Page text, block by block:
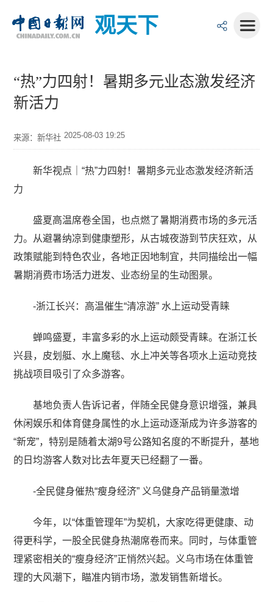
观天下
“热”力四射！暑期多元业态激发经济
新活力
来源：新华社 2025-08-03 19:25
新华视点｜“热”力四射！暑期多元业态激发经济新活
力
盛夏高温席卷全国，也点燃了暑期消费市场的多元活
力。从避暑纳凉到健康塑形，从古城夜游到节庆狂欢，从
政策赋能到特色农业，各地正因地制宜，共同描绘出一幅
暑期消费市场活力迸发、业态纷呈的生动图景。
-浙江长兴：高温催生“清凉游” 水上运动受青睐
蝉鸣盛夏，丰富多彩的水上运动颇受青睐。在浙江长
兴县，皮划艇、水上魔毯、水上冲关等各项水上运动竞技
挑战项目吸引了众多游客。
基地负责人告诉记者，伴随全民健身意识增强，兼具
休闲娱乐和体育健身属性的水上运动逐渐成为许多游客的
“新宠”，特别是随着太湖9号公路知名度的不断提升，基地
的日均游客人数对比去年夏天已经翻了一番。
-全民健身催热“瘦身经济” 义乌健身产品销量激增
今年，以“体重管理年”为契机，大家吃得更健康、动
得更科学，一股全民健身热潮席卷而来。同时，与体重管
理紧密相关的“瘦身经济”正悄然兴起。义乌市场在体重管
理的大风潮下，瞄准内销市场，激发销售新增长。